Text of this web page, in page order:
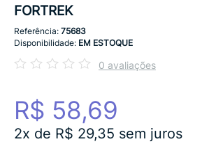
FORTREK
Referência: 75683
Disponibilidade: EM ESTOQUE
0 avaliações
R$ 58,69
2x de R$ 29,35 sem juros